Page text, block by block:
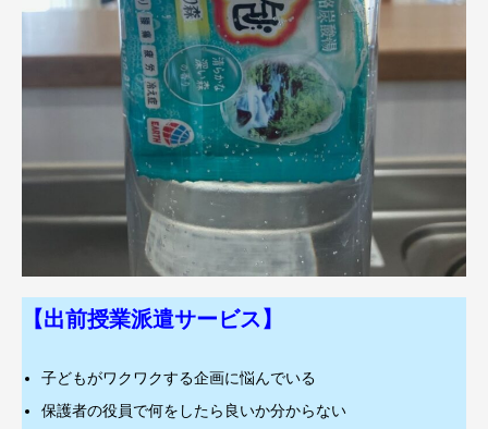
【出前授業派遣サービス】
子どもがワクワクする企画に悩んでいる
保護者の役員で何をしたら良いか分からない